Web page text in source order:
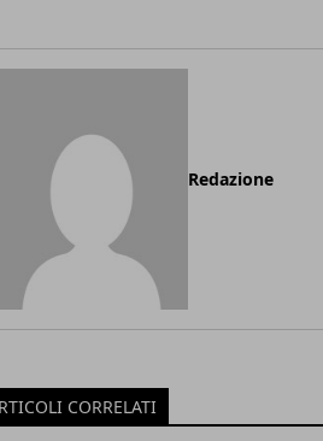
Redazione
CORRELATI